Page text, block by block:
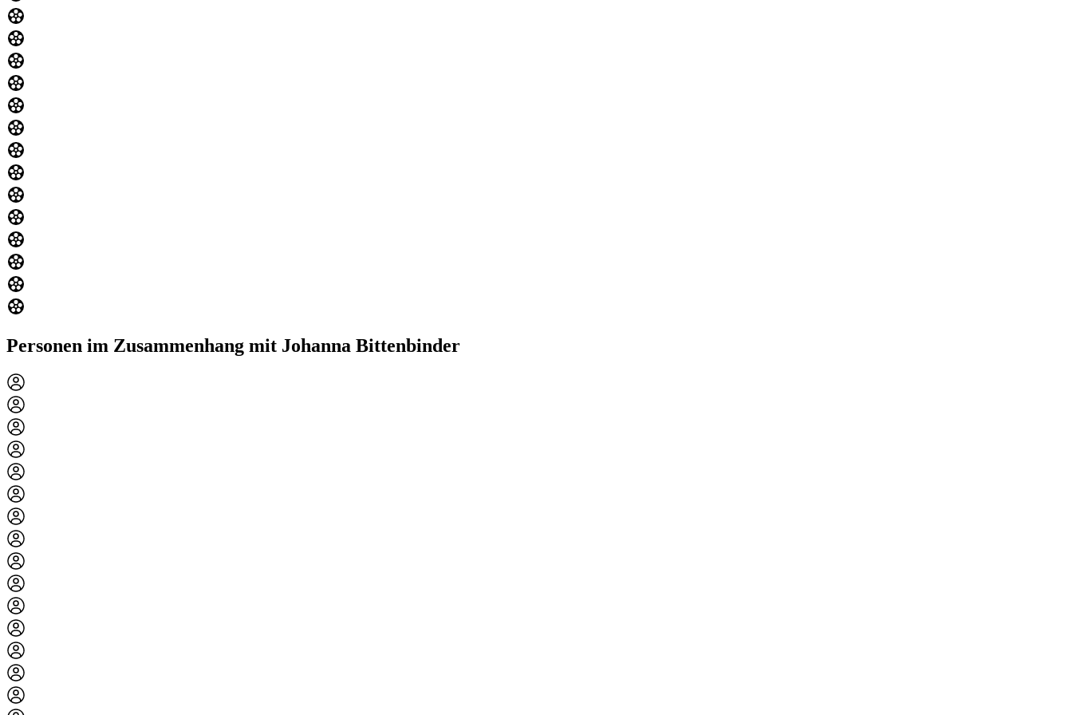
Personen im Zusammenhang mit Johanna Bittenbinder